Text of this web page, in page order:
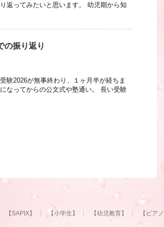
返ってみたいと思います。 幼児期から知
の振り返り
験2026が無事終わり、１ヶ月半が経ちま
なってからの公文式や塾通い。 長い受験
【SAPIX】 【小学生】 【幼児教育】 【ピア